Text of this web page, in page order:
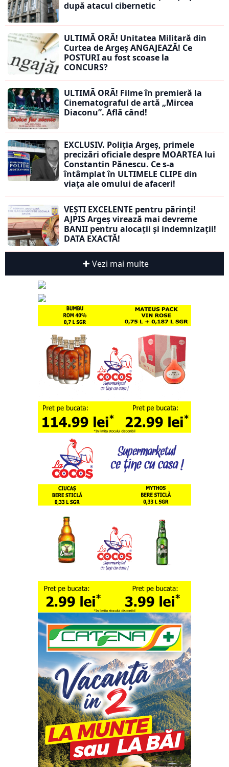
după atacul cibernetic
ULTIMĂ ORĂ! Unitatea Militară din
Curtea de Argeș ANGAJEAZĂ! Ce
POSTURI au fost scoase la
CONCURS?
ULTIMĂ ORĂ! Filme în premieră la
Cinematograful de artă „Mircea
Diaconu”. Află când!
EXCLUSIV. Poliția Argeș, primele
precizări oficiale despre MOARTEA lui
Constantin Pănescu. Ce s-a
întâmplat în ULTIMELE CLIPE din
viața ale omului de afaceri!
VEȘTI EXCELENTE pentru părinți!
AJPIS Argeș virează mai devreme
BANII pentru alocații și indemnizații!
DATA EXACTĂ!
Vezi mai multe